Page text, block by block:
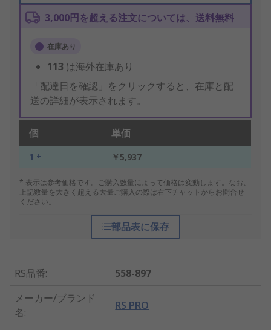
3,000円を超える注文については、送料無料
在庫あり
113 は海外在庫あり
「配達日を確認」をクリックすると、在庫と配
送の詳細が表示されます。
個 単価
1 + ￥5,937
* 表示は参考価格です。ご購入数量によって価格は変動します。なお、
上記数量を大きく超える大量ご購入の際は右下チャットからお問合せ
ください。
部品表に保存
RS品番:
558-897
メーカー/ブランド
名:
RS PRO